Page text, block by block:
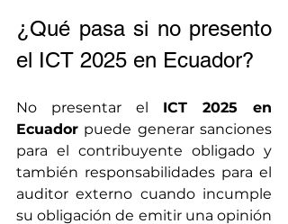
¿Qué pasa si no presento
el ICT 2025 en Ecuador?
No presentar el ICT 2025 en
Ecuador puede generar sanciones
para el contribuyente obligado y
también responsabilidades para el
auditor externo cuando incumple
su obligación de emitir una opinión